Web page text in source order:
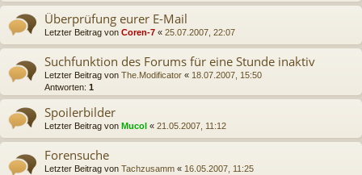
Überprüfung eurer E-Mail
Letzter Beitrag von Coren-7 « 25.07.2007, 22:07
Suchfunktion des Forums für eine Stunde inaktiv
Letzter Beitrag von The.Modificator « 18.07.2007, 15:50
Antworten: 1
Spoilerbilder
Letzter Beitrag von Mucol « 21.05.2007, 11:12
Forensuche
Letzter Beitrag von Tachzusamm « 16.05.2007, 11:25